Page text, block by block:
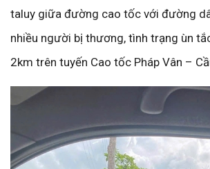
taluy giữa đường cao tốc với đường
nhiều người bị thương, tình trạng ùn
2km trên tuyến Cao tốc Pháp Vân –